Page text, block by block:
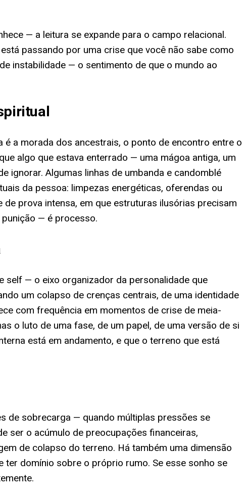
— a leitura se expande para o campo relacional.
passando por uma crise que você não sabe como
instabilidade — o sentimento de que o mundo ao
a morada dos ancestrais, o ponto de encontro entre o
algo que estava enterrado — uma mágoa antiga, um
ignorar. Algumas linhas de umbanda e candomblé
da pessoa: limpezas energéticas, oferendas ou
prova intensa, em que estruturas ilusórias precisam
— é processo.
self — o eixo organizador da personalidade que
um colapso de crenças centrais, de uma identidade
com frequência em momentos de crise de meia-
o luto de uma fase, de um papel, de uma versão de si
está em andamento, e que o terreno que está
de sobrecarga — quando múltiplas pressões se
ser o acúmulo de preocupações financeiras,
de colapso do terreno. Há também uma dimensão
domínio sobre o próprio rumo. Se esse sonho se